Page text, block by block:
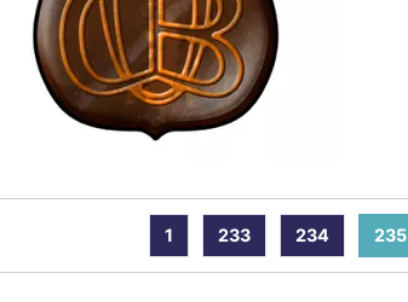
1 233 234 235